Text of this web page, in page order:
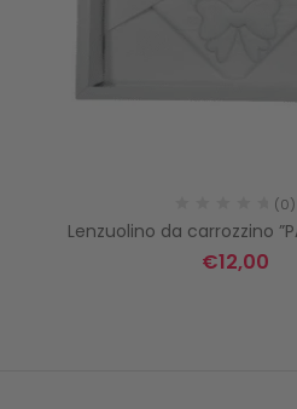
(0)
Lenzuolino da carrozzino
€12,00